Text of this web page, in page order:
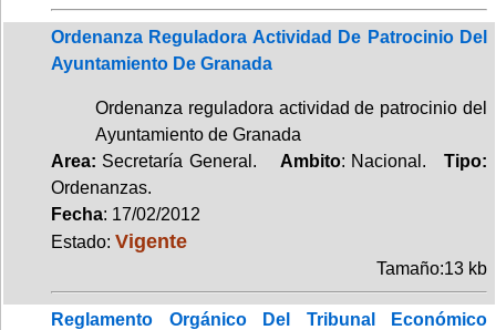
Ordenanza Reguladora Actividad De Patrocinio Del
Ayuntamiento De Granada
Ordenanza reguladora actividad de patrocinio del
Ayuntamiento de Granada
Area: Secretaría General. Ambito: Nacional.Tipo:
Ordenanzas.
Fecha: 17/02/2012
Estado: Vigente
Tamaño:13 kb
Reglamento Orgánico Del Tribunal Económico